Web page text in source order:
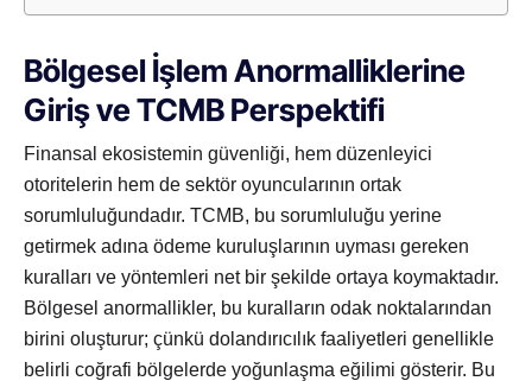
Bölgesel İşlem Anormalliklerine
Giriş ve TCMB Perspektifi
Finansal ekosistemin güvenliği, hem düzenleyici
otoritelerin hem de sektör oyuncularının ortak
sorumluluğundadır. TCMB, bu sorumluluğu yerine
getirmek adına ödeme kuruluşlarının uyması gereken
kuralları ve yöntemleri net bir şekilde ortaya koymaktadır.
Bölgesel anormallikler, bu kuralların odak noktalarından
birini oluşturur; çünkü dolandırıcılık faaliyetleri genellikle
belirli coğrafi bölgelerde yoğunlaşma eğilimi gösterir. Bu